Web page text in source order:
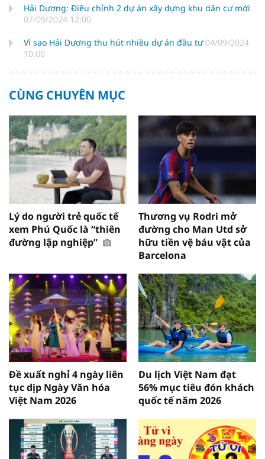
Hải Dương: Điều chỉnh 2 dự án xây dựng khu dân cư mới
07/09/2024 12:00
Vì sao Hải Dương thu hút nhiều dự án đầu tư 04/09/2024
10:00
CÙNG CHUYÊN MỤC
Lý do người trẻ quốc tế
xem Phú Quốc là “thiên
đường lập nghiệp”
Thương vụ Rodri mở
đường cho Man Utd sở
hữu tiền vệ báu vật của
Barcelona
Đề xuất nghỉ 4 ngày liên
tục dịp Ngày Văn hóa
Việt Nam 2026
Du lịch Việt Nam đạt
56% mục tiêu đón khách
quốc tế năm 2026